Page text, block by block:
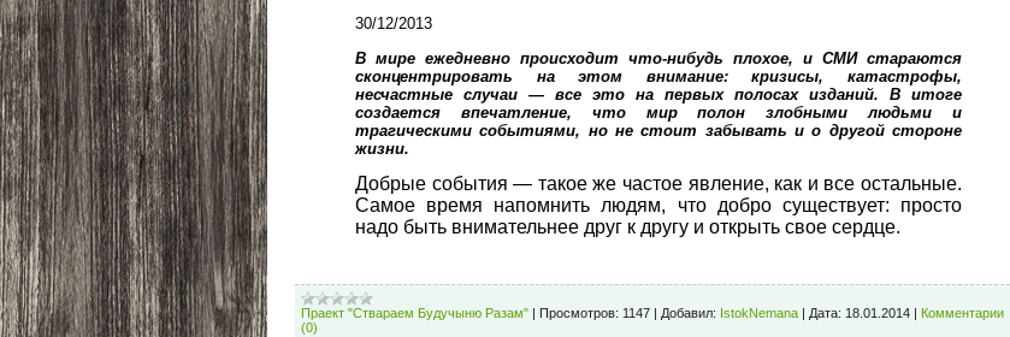
30/12/2013
В мире ежедневно происходит что-нибудь плохое, и СМИ стараются
сконцентрировать на этом внимание: кризисы, катастрофы,
несчастные случаи — все это на первых полосах изданий. В итоге
создается впечатление, что мир полон злобными людьми и
трагическими событиями, но не стоит забывать и о другой стороне
жизни.
Добрые события — такое же частое явление, как и все остальные.
Самое время напомнить людям, что добро существует: просто
надо быть внимательнее друг к другу и открыть свое сердце.
Праект "Ствараем Будучыню Разам" | Просмотров: 1147 | Добавил: IstokNemana | Дата: 18.01.2014 | Комментарии
(0)